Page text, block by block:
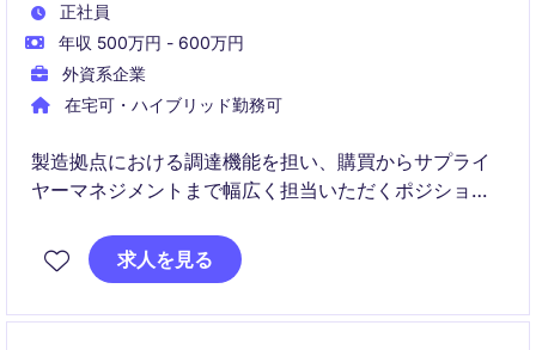
正社員
年収 500万円 - 600万円
外資系企業
在宅可・ハイブリッド勤務可
製造拠点における調達機能を担い、購買からサプライ
ヤーマネジメントまで幅広く担当いただくポジション
求人を見る